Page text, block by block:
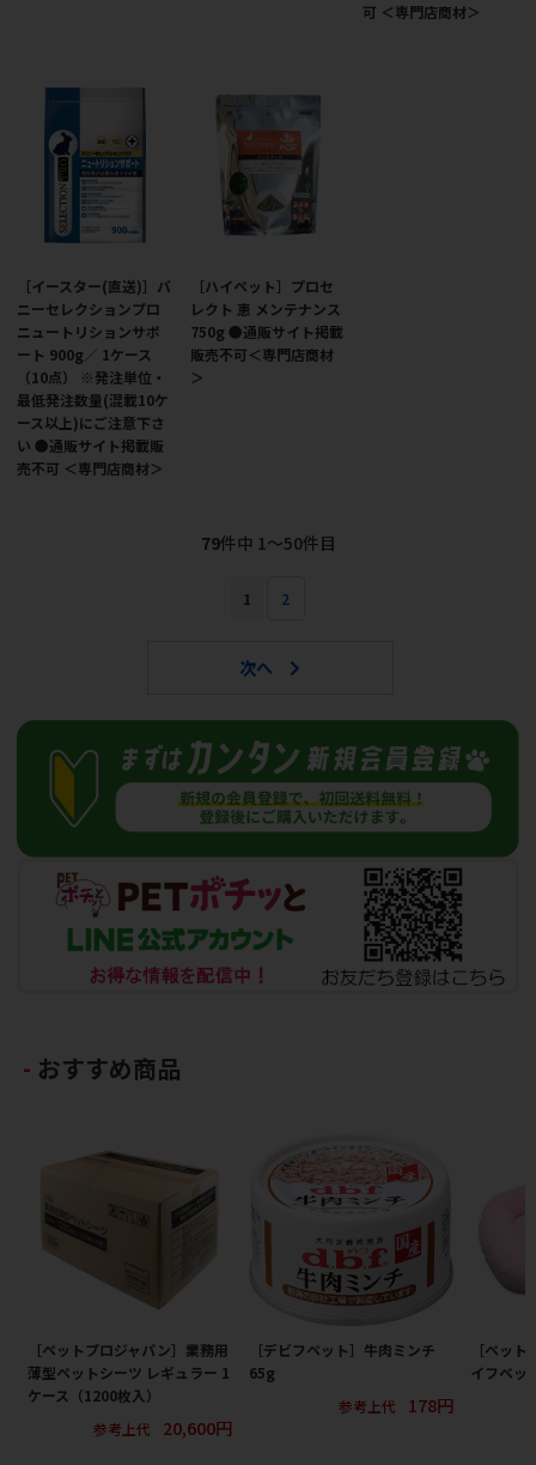
可 ＜専門店商材＞
［イースター(直送)］バ
ニーセレクションプロ
ニュートリションサポ
ート 900g／ 1ケース
（10点） ※発注単位・
最低発注数量(混載10ケ
ース以上)にご注意下さ
い ●通販サイト掲載販
売不可 ＜専門店商材＞
［ハイペット］プロセ
レクト 恵 メンテナンス
750g ●通販サイト掲載
販売不可＜専門店商材
＞
79件中 1〜50件目
1 2
おすすめ商品
［ペットプロジャパン］業務用
薄型ペットシーツ レギュラー 1
ケース（1200枚入）
参考上代
20,600円
［デビフペット］牛肉ミンチ
65g
参考上代
178円
［ペッ
イフベッ